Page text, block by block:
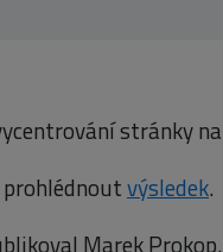
stránky
výsledek.
Marek